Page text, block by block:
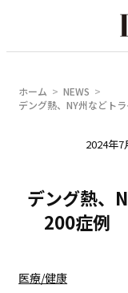
ホーム
NEWS
デング熱、NY州などト
2024年7
デング熱、
200症例
医療/健康